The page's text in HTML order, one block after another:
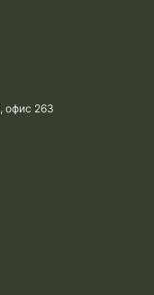
офис 263